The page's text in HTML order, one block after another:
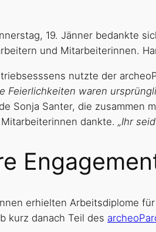
19. Jänner bedankte
und Mitarbeiterinnen.
nutzte der
Feierlichkeiten waren
Sonja Santer, die zusammen
dankte. „Ihr
erhielten Arbeitsdiplome
kurz danach Teil des